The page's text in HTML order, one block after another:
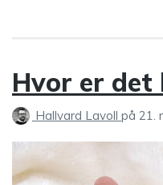
Hvor er det
Hallvard Lavoll på 21.